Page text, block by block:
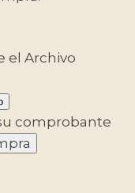
el Archivo
comprobante